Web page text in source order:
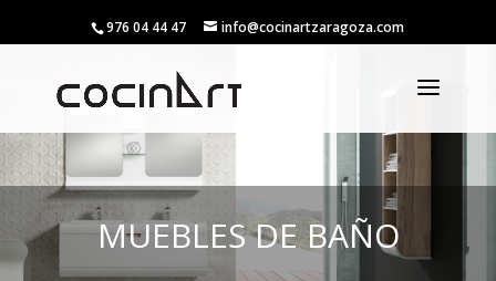
976 04 44 47 info@cocinartzaragoza.com
MUEBLES DE BAÑO